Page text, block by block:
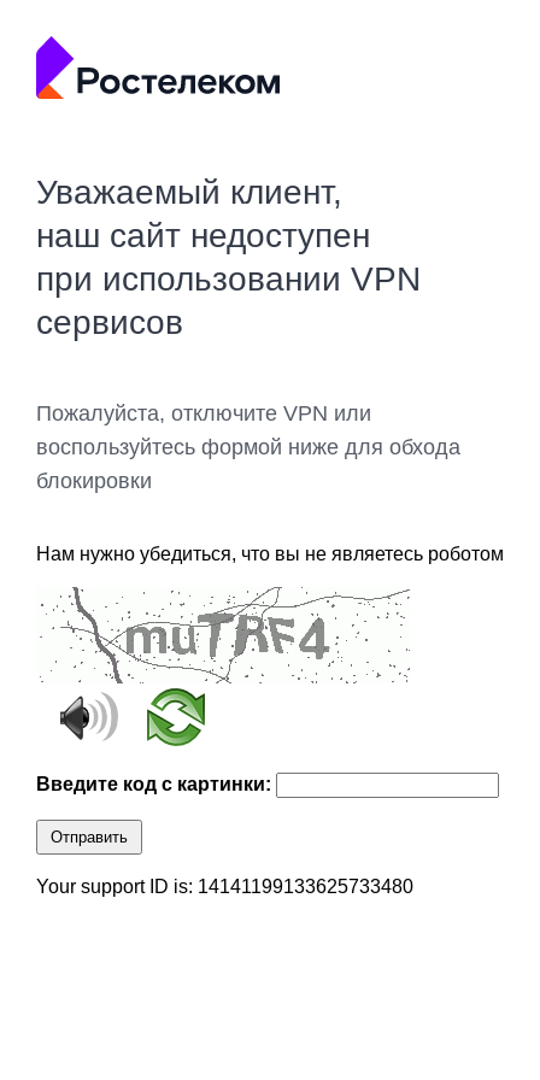
Уважаемый клиент,
наш сайт недоступен
при использовании VPN
сервисов
Пожалуйста, отключите VPN или
воспользуйтесь формой ниже для обхода
блокировки
Нам нужно убедиться, что вы не являетесь роботом
Введите код с картинки:
Отправить
Your support ID is: 14141199133625733480